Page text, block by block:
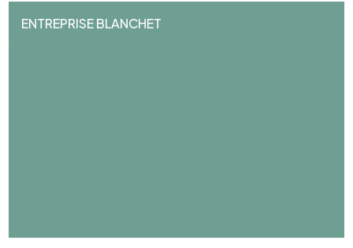
ENTREPRISE BLANCHET